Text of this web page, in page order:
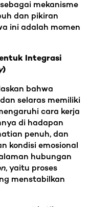
mekanisme
dan pikiran
ini adalah momen
Integrasi
)
bahwa
selaras memiliki
cara kerja
di hadapan
penuh, dan
kondisi emosional
hubungan
, yaitu proses
menstabilkan